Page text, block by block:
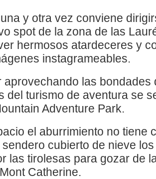
y otra vez conviene
spot de la zona de las
hermosos atardeceres y
instagrameables.
aprovechando las
del turismo de aventura se
Adventure Park.
el aburrimiento no tiene
cubierto de nieve
las tirolesas para gozar de
Catherine.